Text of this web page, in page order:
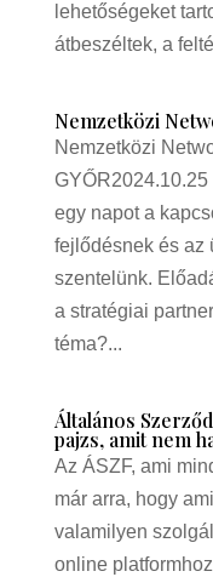
lehetőségeket
átbeszéltek, a
Nemzetközi
Nemzetközi
egy napot a
fejlődésnek és az
szentelünk.
a stratégiai
téma?...
Általános
pajzs, amit nem
Az ÁSZF, ami
már arra, hogy
valamilyen
online